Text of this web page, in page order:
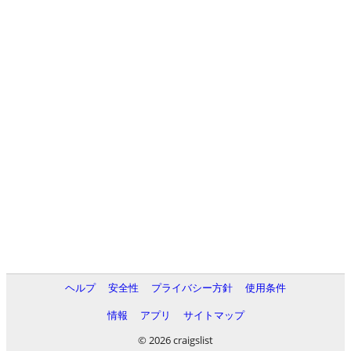
ヘルプ 安全性 プライバシー方針
使用条件
情報
アプリ
サイトマップ
© 2026 craigslist